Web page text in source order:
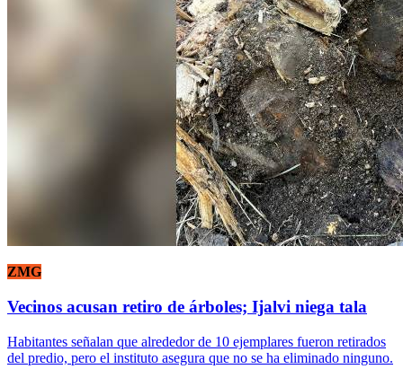
ZMG
Vecinos acusan retiro de árboles; Ijalvi niega tala
Habitantes señalan que alrededor de 10 ejemplares fueron retirados
del predio, pero el instituto asegura que no se ha eliminado ninguno.